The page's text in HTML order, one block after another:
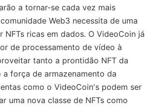
a tornar-se cada vez mais
Web3 necessita de uma
NFTs ricas em dados. O VideoCoin já
de processamento de vídeo à
tanto a prontidão NFT da
a força de armazenamento da
como o VideoCoin's podem ser
uma nova classe de NFTs como